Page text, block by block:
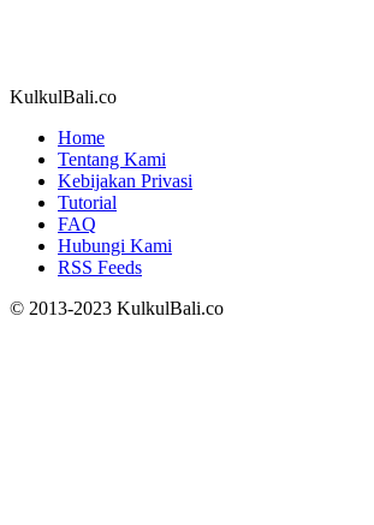
KulkulBali.co
Home
Tentang Kami
Kebijakan Privasi
Tutorial
FAQ
Hubungi Kami
RSS Feeds
© 2013-2023 KulkulBali.co